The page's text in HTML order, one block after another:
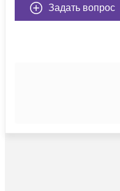
Задать вопрос